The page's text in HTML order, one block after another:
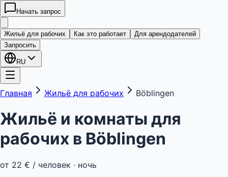
Начать запрос
kwatera24
Жильё для рабочих Как это работает
Для арендодателей
Запросить
RU
Главная Жильё для рабочих Böblingen
Жильё и комнаты для
рабочих в Böblingen
от 22 € / человек · ночь